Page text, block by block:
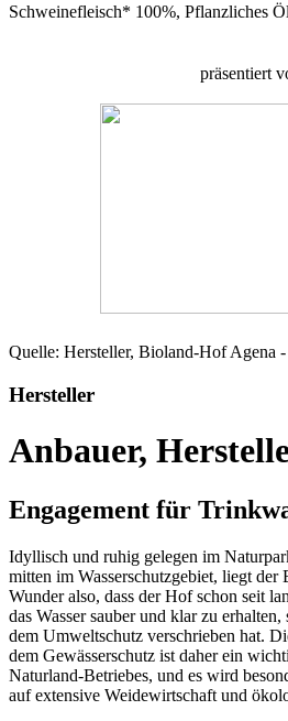
Schweinefleisch* 100%, Pflanzliches
präsentiert
Quelle: Hersteller, Bioland-Hof Agena
Hersteller
Anbauer,
Engagement für
Idyllisch und ruhig gelegen im
mitten im Wasserschutzgebiet, liegt
Wunder also, dass der Hof schon seit
das Wasser sauber und klar zu
dem Umweltschutz verschrieben hat.
dem Gewässerschutz ist daher ein
Naturland-Betriebes, und es wird
auf extensive Weidewirtschaft und